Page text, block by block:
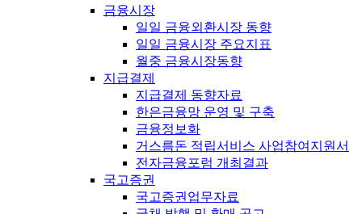
금융시장
일일 금융외환시장 동향
일일 금융시장 주요지표
월중 금융시장동향
지급결제
지급결제 동향자료
한은금융망 운영 및 구축
금융정보화
거스름돈 적립서비스 사업참여지원서
전자금융포럼 개최결과
국고증권
국고증권업무자료